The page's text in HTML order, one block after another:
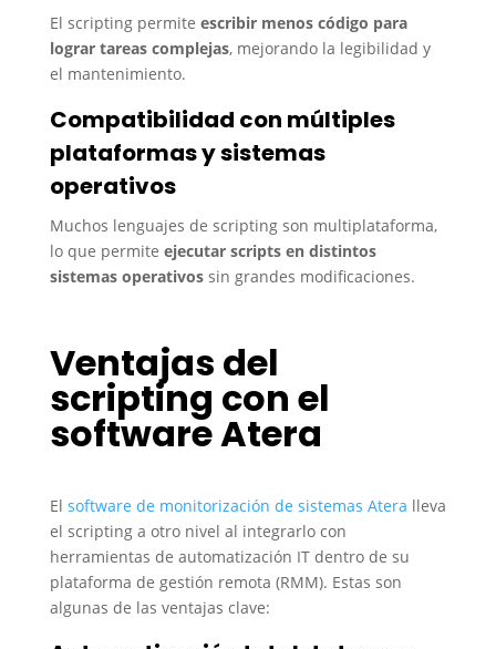
El scripting permite escribir menos código para
lograr tareas complejas, mejorando la legibilidad y
el mantenimiento.
Compatibilidad con múltiples
plataformas y sistemas
operativos
Muchos lenguajes de scripting son multiplataforma,
lo que permite ejecutar scripts en distintos
sistemas operativossin grandes modificaciones.
Ventajas del
scripting con el
software Atera
El software de monitorización de sistemas Atera lleva
el scripting a otro nivel al integrarlo con
herramientas de automatización IT dentro de su
plataforma de gestión remota (RMM). Estas son
algunas de las ventajas clave: